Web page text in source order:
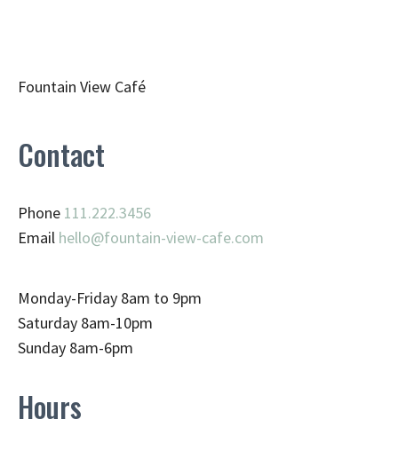
Fountain View Café
Contact
Phone 111.222.3456
Email hello@fountain-view-cafe.com
Monday-Friday 8am to 9pm
Saturday 8am-10pm
Sunday 8am-6pm
Hours